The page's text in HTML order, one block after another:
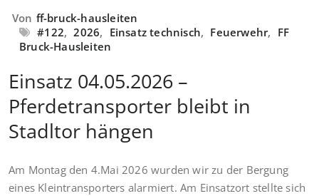
Von ff-bruck-hausleiten
#122, 2026, Einsatz technisch, Feuerwehr, FF
Bruck-Hausleiten
Einsatz 04.05.2026 –
Pferdetransporter bleibt in
Stadltor hängen
Am Montag den 4.Mai 2026 wurden wir zu der Bergung
eines Kleintransporters alarmiert. Am Einsatzort stellte sich